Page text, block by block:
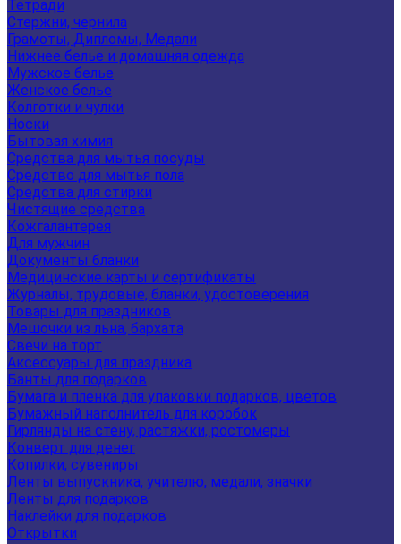
Тетради
Стержни, чернила
Грамоты, Дипломы, Медали
Нижнее белье и домашняя одежда
Мужское белье
Женское белье
Колготки и чулки
Носки
Бытовая химия
Средства для мытья посуды
Средство для мытья пола
Средства для стирки
Чистящие средства
Кожгалантерея
Для мужчин
Документы бланки
Медицинские карты и сертификаты
Журналы, трудовые, бланки, удостоверения
Товары для праздников
Мешочки из льна, бархата
Свечи на торт
Аксессуары для праздника
Банты для подарков
Бумага и пленка для упаковки подарков, цветов
Бумажный наполнитель для коробок
Гирлянды на стену, растяжки, ростомеры
Конверт для денег
Копилки, сувениры
Ленты выпускника, учителю, медали, значки
Ленты для подарков
Наклейки для подарков
Открытки